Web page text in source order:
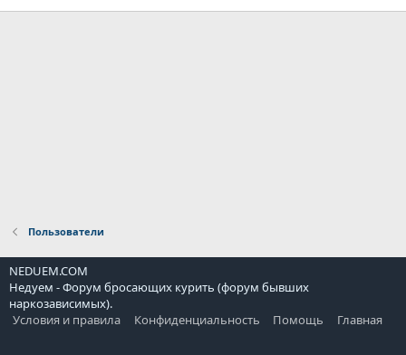
Пользователи
NEDUEM.COM
Недуем - Форум бросающих курить (форум бывших
наркозависимых).
Условия и правила
Конфиденциальность Помощь Главная